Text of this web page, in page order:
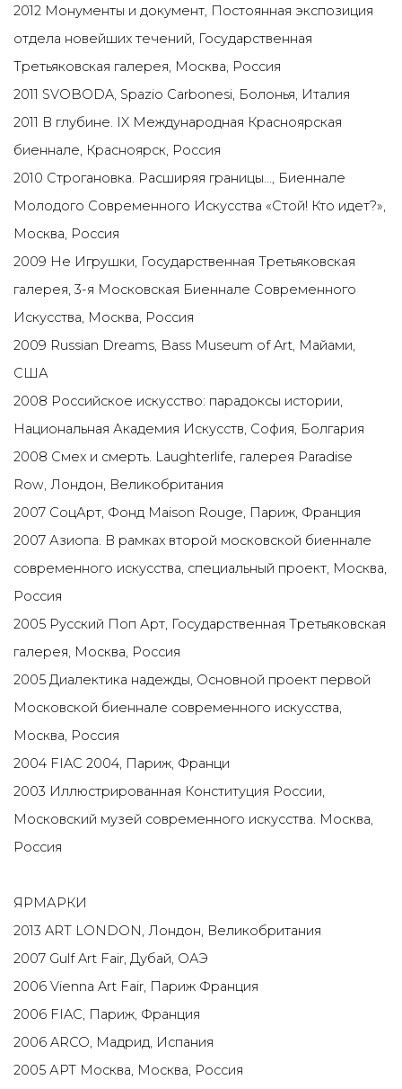
2012 Монументы и документ, Постоянная экспозиция
отдела новейших течений, Государственная
Третьяковская галерея, Москва, Россия
2011 SVOBODA, Spazio Carbonesi, Болонья, Италия
2011 В глубине. IX Международная Красноярская
биеннале, Красноярск, Россия
2010 Строгановка. Расширяя границы…, Биеннале
Молодого Современного Искусства «Стой! Кто идет?»,
Москва, Россия
2009 Не Игрушки, Государственная Третьяковская
галерея, 3-я Московская Биеннале Современного
Искусства, Москва, Россия
2009 Russian Dreams, Bass Museum of Art, Майами,
США
2008 Российское искусство: парадоксы истории,
Национальная Академия Искусств, София, Болгария
2008 Смех и смерть. Laughterlife, галерея Paradise
Row, Лондон, Великобритания
2007 СоцАрт, Фонд Maison Rouge, Париж, Франция
2007 Азиопа. В рамках второй московской биеннале
современного искусства, специальный проект, Москва,
Россия
2005 Русский Поп Арт, Государственная Третьяковская
галерея, Москва, Россия
2005 Диалектика надежды, Основной проект первой
Московской биеннале современного искусства,
Москва, Россия
2004 FIAC 2004, Париж, Франци
2003 Иллюстрированная Конституция России,
Московский музей современного искусства. Москва,
Россия
ЯРМАРКИ
2013 ART LONDON, Лондон, Великобритания
2007 Gulf Art Fair, Дубай, ОАЭ
2006 Vienna Art Fair, Париж Франция
2006 FIAC, Париж, Франция
2006 ARCO, Мадрид, Испания
2005 АРТ Москва, Москва, Россия